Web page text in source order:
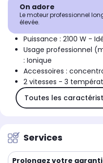
On adore
Le moteur professionnel
élevée.
Puissance : 2100 W -
Usage professionnel
: Ionique
Accessoires :
2 vitesses - 3
Toutes les
Services
Prolongez votre